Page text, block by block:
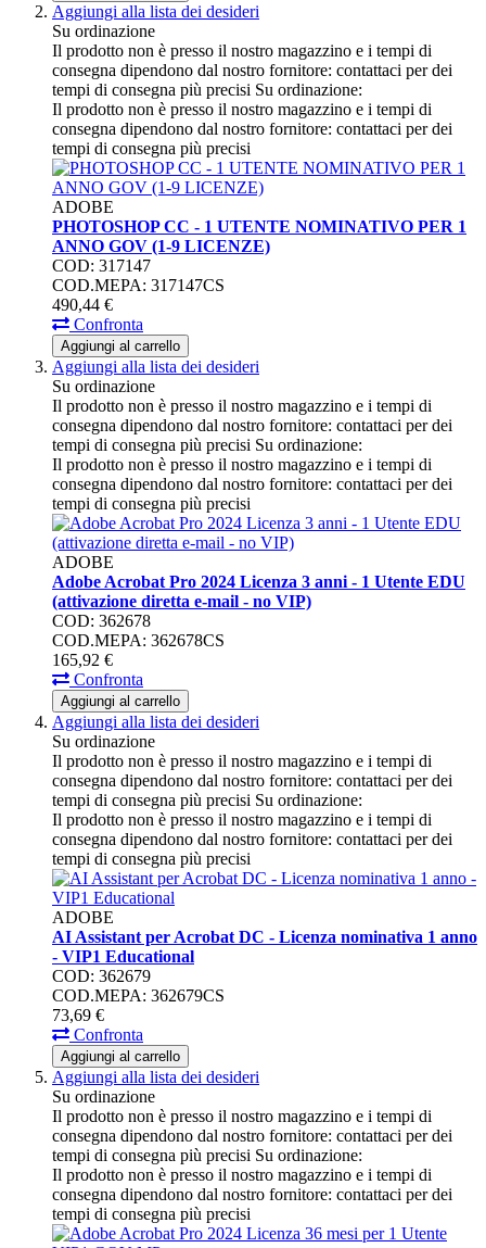
Aggiungi alla lista dei desideri
Su ordinazione
Il prodotto non è presso il nostro magazzino e i tempi di
consegna dipendono dal nostro fornitore: contattaci per dei
tempi di consegna più precisi Su ordinazione:
Il prodotto non è presso il nostro magazzino e i tempi di
consegna dipendono dal nostro fornitore: contattaci per dei
tempi di consegna più precisi
ADOBE
PHOTOSHOP CC - 1 UTENTE NOMINATIVO PER 1
ANNO GOV (1-9 LICENZE)
COD: 317147
COD.MEPA: 317147CS
490,44 €
Confronta
Aggiungi al carrello
Aggiungi alla lista dei desideri
Su ordinazione
Il prodotto non è presso il nostro magazzino e i tempi di
consegna dipendono dal nostro fornitore: contattaci per dei
tempi di consegna più precisi Su ordinazione:
Il prodotto non è presso il nostro magazzino e i tempi di
consegna dipendono dal nostro fornitore: contattaci per dei
tempi di consegna più precisi
ADOBE
Adobe Acrobat Pro 2024 Licenza 3 anni - 1 Utente EDU
(attivazione diretta e-mail - no VIP)
COD: 362678
COD.MEPA: 362678CS
165,92 €
Confronta
Aggiungi al carrello
Aggiungi alla lista dei desideri
Su ordinazione
Il prodotto non è presso il nostro magazzino e i tempi di
consegna dipendono dal nostro fornitore: contattaci per dei
tempi di consegna più precisi Su ordinazione:
Il prodotto non è presso il nostro magazzino e i tempi di
consegna dipendono dal nostro fornitore: contattaci per dei
tempi di consegna più precisi
ADOBE
AI Assistant per Acrobat DC - Licenza nominativa 1 anno
- VIP1 Educational
COD: 362679
COD.MEPA: 362679CS
73,69 €
Confronta
Aggiungi al carrello
Aggiungi alla lista dei desideri
Su ordinazione
Il prodotto non è presso il nostro magazzino e i tempi di
consegna dipendono dal nostro fornitore: contattaci per dei
tempi di consegna più precisi Su ordinazione:
Il prodotto non è presso il nostro magazzino e i tempi di
consegna dipendono dal nostro fornitore: contattaci per dei
tempi di consegna più precisi